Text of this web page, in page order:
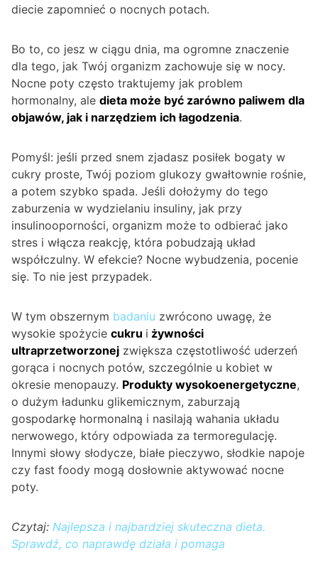
diecie zapomnieć o nocnych potach.
Bo to, co jesz w ciągu dnia, ma ogromne znaczenie
dla tego, jak Twój organizm zachowuje się w nocy.
Nocne poty często traktujemy jak problem
hormonalny, ale dieta może być zarówno paliwem dla
objawów, jak i narzędziem ich łagodzenia.
Pomyśl: jeśli przed snem zjadasz posiłek bogaty w
cukry proste, Twój poziom glukozy gwałtownie rośnie,
a potem szybko spada. Jeśli dołożymy do tego
zaburzenia w wydzielaniu insuliny, jak przy
insulinooporności, organizm może to odbierać jako
stres i włącza reakcję, która pobudzają układ
współczulny. W efekcie? Nocne wybudzenia, pocenie
się. To nie jest przypadek.
W tym obszernym badaniu zwrócono uwagę, że
wysokie spożycie cukru i żywności
ultraprzetworzonej zwiększa częstotliwość uderzeń
gorąca i nocnych potów, szczególnie u kobiet w
okresie menopauzy. Produkty wysokoenergetyczne,
o dużym ładunku glikemicznym, zaburzają
gospodarkę hormonalną i nasilają wahania układu
nerwowego, który odpowiada za termoregulację.
Innymi słowy słodycze, białe pieczywo, słodkie napoje
czy fast foody mogą dosłownie aktywować nocne
poty.
Czytaj: Najlepsza i najbardziej skuteczna dieta.
Sprawdź, co naprawdę działa i pomaga